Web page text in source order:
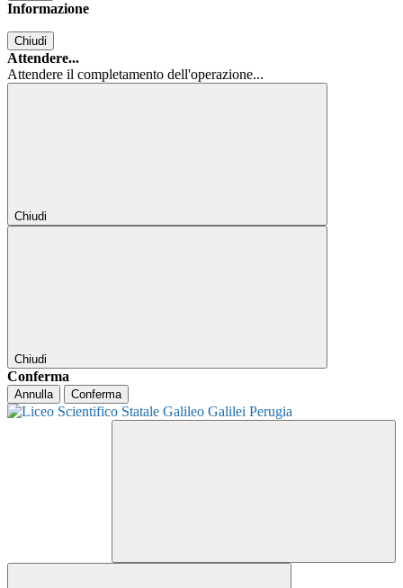
Informazione
Chiudi
Attendere...
Attendere il completamento dell'operazione...
Chiudi
Chiudi
Conferma
Annulla Conferma